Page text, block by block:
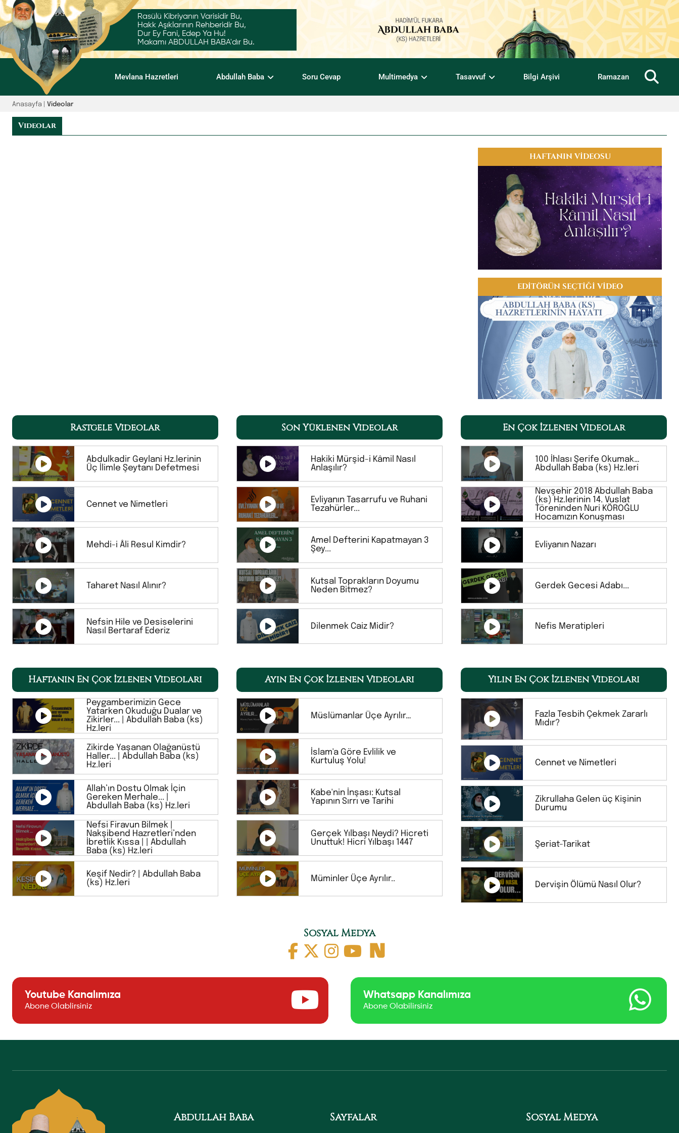
Rasülü Kibriyanın Varisidir Bu,
Hakk Aşıklarının Rehberidir Bu,
Dur Ey Fani, Edep Ya Hu!
Makamı ABDULLAH BABA'dır Bu.
Mevlana Hazretleri Abdullah Baba Soru Cevap Multimedya Tasavvuf Bilgi Arşivi Ramazan
Anasayfa | Videolar
Videolar
HAFTANIN VİDEOSU
EDİTÖRÜN SEÇTİĞİ VİDEO
Rastgele Videolar
Abdulkadir Geylani Hz.lerinin
Üç İlimle Şeytanı Defetmesi
Cennet ve Nimetleri
Mehdi-i Âli Resul Kimdir?
Taharet Nasıl Alınır?
Nefsin Hile ve Desiselerini
Nasıl Bertaraf Ederiz
Son Yüklenen Videolar
Hakiki Mürşid-i Kâmil Nasıl
Anlaşılır?
Evliyanın Tasarrufu ve Ruhani
Tezahürler...
Amel Defterini Kapatmayan 3
Şey...
Kutsal Toprakların Doyumu
Neden Bitmez?
Dilenmek Caiz Midir?
En Çok İzlenen Videolar
100 İhlası Şerife Okumak…
Abdullah Baba (ks) Hz.leri
Nevşehir 2018 Abdullah Baba
(ks) Hz.lerinin 14. Vuslat
Töreninden Nuri KÖROĞLU
Hocamızın Konuşması
Evliyanın Nazarı
Gerdek Gecesi Adabı...
Nefis Meratipleri
Haftanın En Çok İzlenen Videoları
Peygamberimizin Gece
Yatarken Okuduğu Dualar ve
Zikirler... | Abdullah Baba (ks)
Hz.leri
Zikirde Yaşanan Olağanüstü
Haller... | Abdullah Baba (ks)
Hz.leri
Allah’ın Dostu Olmak İçin
Gereken Merhale... |
Abdullah Baba (ks) Hz.leri
Nefsi Firavun Bilmek |
Nakşibend Hazretleri’nden
İbretlik Kıssa | | Abdullah
Baba (ks) Hz.leri
Keşif Nedir? | Abdullah Baba
(ks) Hz.leri
Ayın En Çok İzlenen Videoları
Müslümanlar Üçe Ayrılır…
İslam'a Göre Evlilik ve
Kurtuluş Yolu!
Kabe'nin İnşası: Kutsal
Yapının Sırrı ve Tarihi
Gerçek Yılbaşı Neydi? Hicreti
Unuttuk! Hicri Yılbaşı 1447
Müminler Üçe Ayrılır..
Yılın En Çok İzlenen Videoları
Fazla Tesbih Çekmek Zararlı
Mıdır?
Cennet ve Nimetleri
Zikrullaha Gelen üç Kişinin
Durumu
Şeriat-Tarikat
Dervişin Ölümü Nasıl Olur?
Sosyal Medya
Youtube Kanalımıza
Abone Olablirsiniz
Whatsapp Kanalımıza
Abone Olabilirsiniz
Abdullah Baba Sayfalar Sosyal Medya